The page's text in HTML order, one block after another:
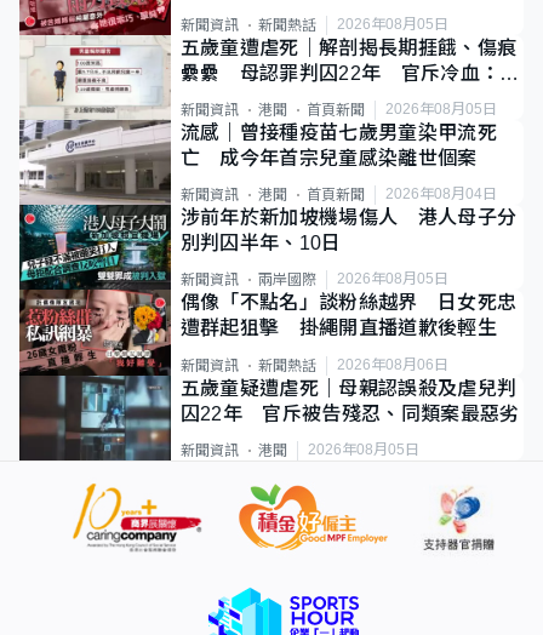
新聞資訊 新聞熱話 2026年08月05日
五歲童遭虐死｜解剖揭長期捱餓、傷痕
纍纍 母認罪判囚22年 官斥冷血：同
類案最惡劣
新聞資訊 港聞 首頁新聞 2026年08月05日
流感｜曾接種疫苗七歲男童染甲流死
亡 成今年首宗兒童感染離世個案
新聞資訊 港聞 首頁新聞 2026年08月04日
涉前年於新加坡機場傷人 港人母子分
別判囚半年、10日
新聞資訊 兩岸國際 2026年08月05日
偶像「不點名」談粉絲越界 日女死忠
遭群起狙擊 掛繩開直播道歉後輕生
新聞資訊 新聞熱話 2026年08月06日
五歲童疑遭虐死｜母親認誤殺及虐兒判
囚22年 官斥被告殘忍、同類案最惡劣
新聞資訊 港聞 2026年08月05日